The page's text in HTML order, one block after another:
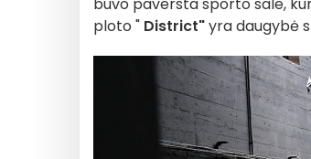
ploto " District"yra daugybė